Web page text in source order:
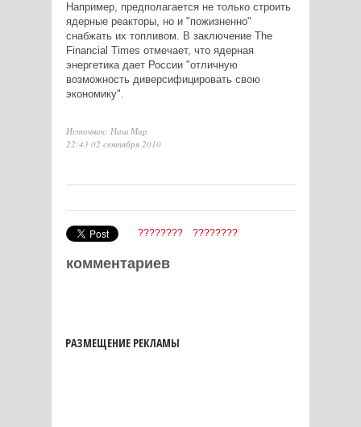
Например, предполагается не только строить
ядерные реакторы, но и "пожизненно"
снабжать их топливом. В заключение The
Financial Times отмечает, что ядерная
энергетика дает России "отличную
возможность диверсифицировать свою
экономику".
Источник: Наш Мир
22:43 02 сентября 2010
???????? ????????
комментариев
РАЗМЕЩЕНИЕ РЕКЛАМЫ